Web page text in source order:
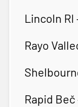
Lincoln RI
Rayo
Rapid Beč